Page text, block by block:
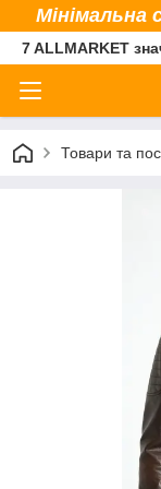
Мінімальна
7 ALLMARKET
Товари та